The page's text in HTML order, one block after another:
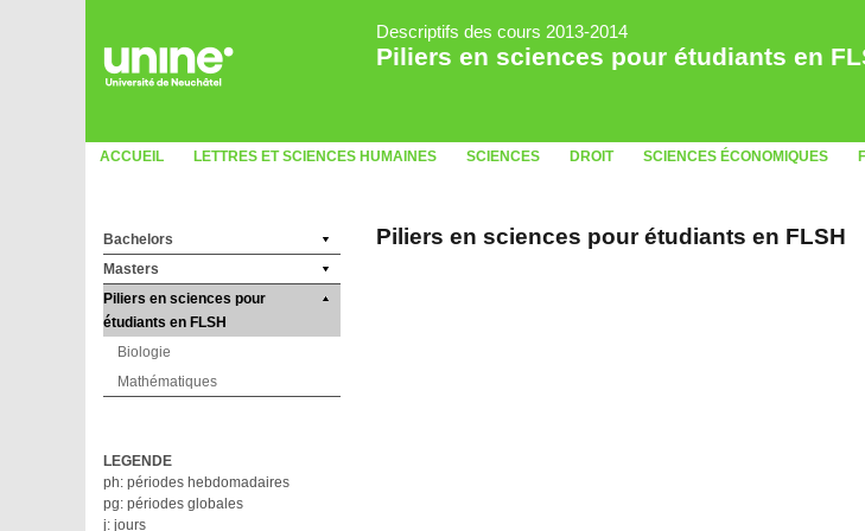
Descriptifs des cours 2013-2014
Piliers en sciences pour étudiants en
ACCUEIL LETTRES ET SCIENCES HUMAINES SCIENCES DROIT SCIENCES ÉCONOMIQUES
Bachelors
Masters
Piliers en sciences pour
étudiants en FLSH
Biologie
Mathématiques
LEGENDE
ph: périodes hebdomadaires
pg: périodes globales
j: jours
Piliers en sciences pour étudiants en FLSH